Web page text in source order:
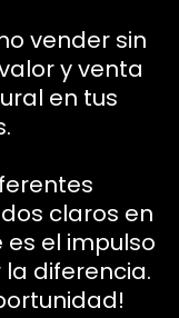
vender sin
y venta
en tus
claros en
el impulso
diferencia.